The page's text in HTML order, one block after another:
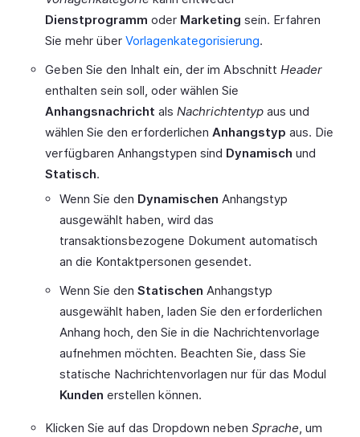
Dienstprogramm oder Marketing sein. Erfahren
Sie mehr über Vorlagenkategorisierung.
Geben Sie den Inhalt ein, der im Abschnitt Header
enthalten sein soll, oder wählen Sie
Anhangsnachricht als Nachrichtentyp aus und
wählen Sie den erforderlichen Anhangstyp aus. Die
verfügbaren Anhangstypen sind Dynamisch und
Statisch.
Wenn Sie den Dynamischen Anhangstyp
ausgewählt haben, wird das
transaktionsbezogene Dokument automatisch
an die Kontaktpersonen gesendet.
Wenn Sie den Statischen Anhangstyp
ausgewählt haben, laden Sie den erforderlichen
Anhang hoch, den Sie in die Nachrichtenvorlage
aufnehmen möchten. Beachten Sie, dass Sie
statische Nachrichtenvorlagen nur für das Modul
Kunden erstellen können.
Klicken Sie auf das Dropdown neben Sprache, um